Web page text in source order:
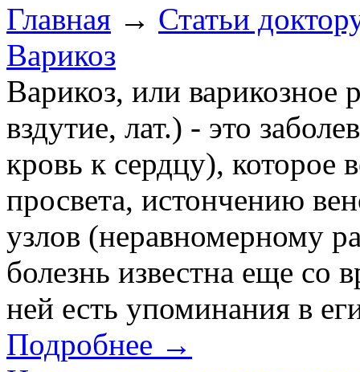
Главная → Статьи
Варикоз
Варикоз, или варикозное
вздутие, лат.) - это
кровь к сердцу), которое
просвета, истончению
узлов (неравномерному
болезнь известна еще со
ней есть упоминания в
Подробнее →